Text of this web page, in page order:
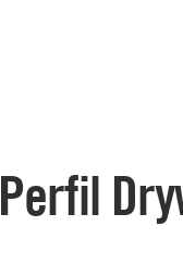
Perfil